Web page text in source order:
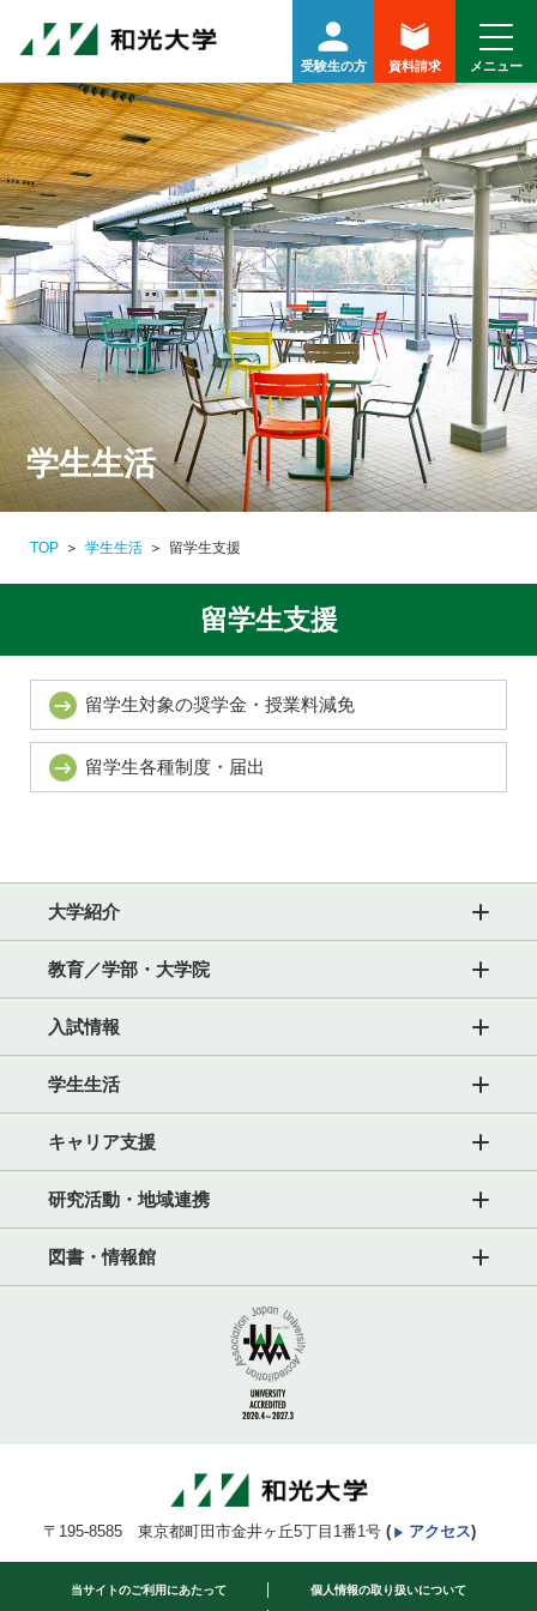
受験生の方 資料請求
学生生活
TOP 学生生活 留学生支援
留学生支援
留学生対象の奨学金・授業料減免
留学生各種制度・届出
大学紹介
教育／学部・大学院
入試情報
学生生活
キャリア支援
研究活動・地域連携
図書・情報館
〒195-8585 東京都町田市金井ヶ丘5丁目1番1号 ( アクセス)
当サイトのご利用にあたって 個人情報の取り扱いについて